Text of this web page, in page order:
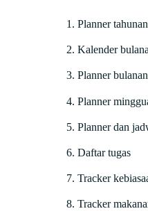
Planner tahunan
Kalender
Planner bulanan
Planner
Planner dan
Daftar tugas
Tracker
Tracker